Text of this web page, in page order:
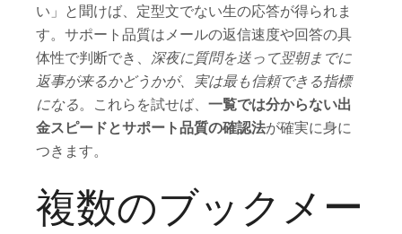
い」と聞けば、定型文でない生の応答が得られま
す。サポート品質はメールの返信速度や回答の具
体性で判断でき、 深夜に質問を送って翌朝までに
返事が来るかどうかが、実は最も信頼できる指標
になる。これらを試せば、一覧では分からない出
金スピードとサポート品質の確認法が確実に身に
つきます。
複数のブックメー